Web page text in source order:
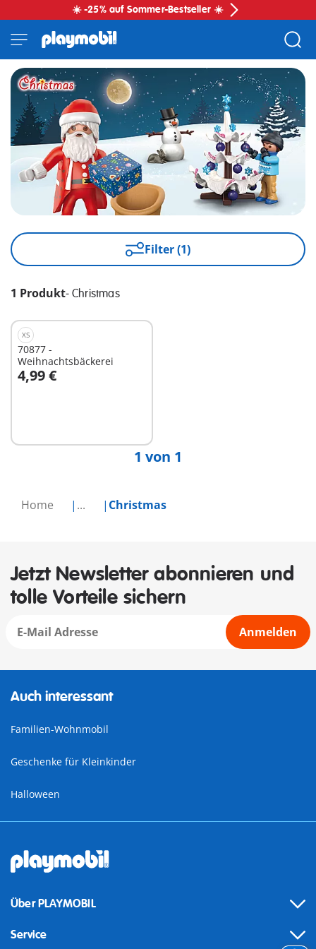
☀️ -25% auf Sommer-Bestseller ☀️
Home ... Christmas
Filter (1)
1 Produkt- Christmas
XS
70877 -
Weihnachtsbäckerei
4,99 €
In den Warenkorb
1 von 1
Jetzt Newsletter abonnieren und
tolle Vorteile sichern
Anmelden
Auch interessant
Familien-Wohnmobil
Geschenke für Kleinkinder
Halloween
Über PLAYMOBIL
Service